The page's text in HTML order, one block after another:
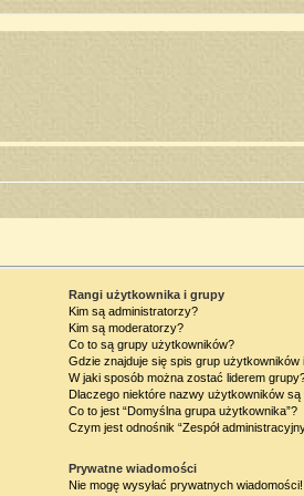
Rangi użytkownika i grupy
Kim są administratorzy?
Kim są moderatorzy?
Co to są grupy użytkowników?
Gdzie znajduje się spis grup użytkowników
W jaki sposób można zostać liderem
Dlaczego niektóre nazwy użytkowników
Co to jest “Domyślna grupa użytkownika”?
Czym jest odnośnik “Zespół
Prywatne wiadomości
Nie mogę wysyłać prywatnych wiadomości!